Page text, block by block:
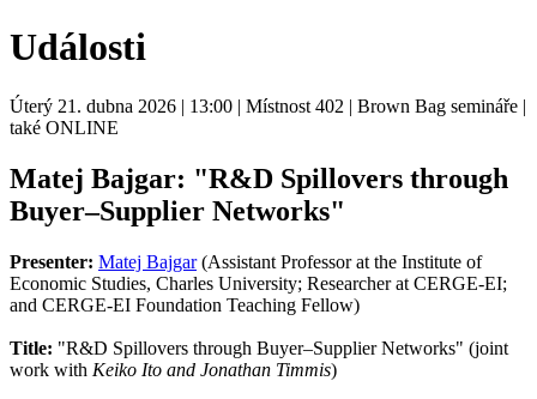
Události
Úterý 21. dubna 2026 | 13:00 | Místnost 402 | Brown Bag semináře |
také ONLINE
Matej Bajgar: "R&D Spillovers through
Buyer–Supplier Networks"
Presenter: Matej Bajgar(Assistant Professor at the Institute of
Economic Studies, Charles University; Researcher at CERGE-EI;
and CERGE-EI Foundation Teaching Fellow)
Title: "R&D Spillovers through Buyer–Supplier Networks" (joint
work with Keiko Ito and Jonathan Timmis)